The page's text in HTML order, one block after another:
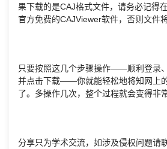
果下载的是CAJ格式文件，请务必记得
官方免费的CAJViewer软件，否则文件
只要按照这几个步骤操作——顺利登录
并点击下载——你就能轻松地将知网上
了。多操作几次，整个过程就会变得非
分享只为学术交流，如涉及侵权问题请